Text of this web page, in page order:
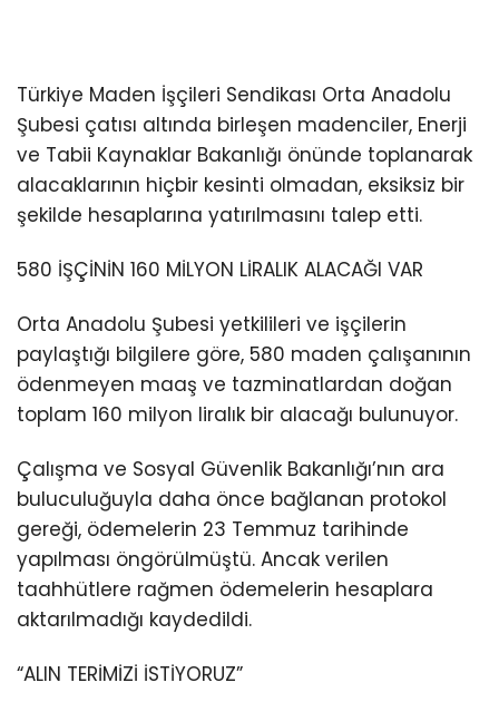
Türkiye Maden İşçileri Sendikası Orta Anadolu
Şubesi çatısı altında birleşen madenciler, Enerji
ve Tabii Kaynaklar Bakanlığı önünde toplanarak
alacaklarının hiçbir kesinti olmadan, eksiksiz bir
şekilde hesaplarına yatırılmasını talep etti.
580 İŞÇİNİN 160 MİLYON LİRALIK ALACAĞI VAR
Orta Anadolu Şubesi yetkilileri ve işçilerin
paylaştığı bilgilere göre, 580 maden çalışanının
ödenmeyen maaş ve tazminatlardan doğan
toplam 160 milyon liralık bir alacağı bulunuyor.
Çalışma ve Sosyal Güvenlik Bakanlığı’nın ara
buluculuğuyla daha önce bağlanan protokol
gereği, ödemelerin 23 Temmuz tarihinde
yapılması öngörülmüştü. Ancak verilen
taahhütlere rağmen ödemelerin hesaplara
aktarılmadığı kaydedildi.
“ALIN TERİMİZİ İSTİYORUZ”